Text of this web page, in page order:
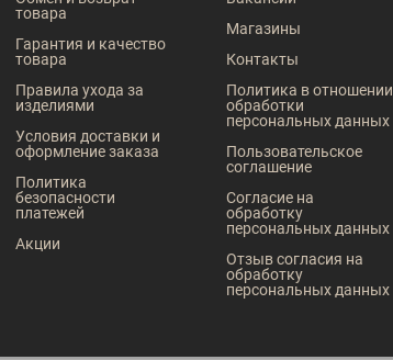
товара
Гарантия и качество
товара
Правила ухода за
изделиями
Условия доставки и
оформление заказа
Политика
безопасности
платежей
Акции
Магазины
Контакты
Политика в отношении
обработки
персональных данных
Пользовательское
соглашение
Согласие на
обработку
персональных данных
Отзыв согласия на
обработку
персональных данных